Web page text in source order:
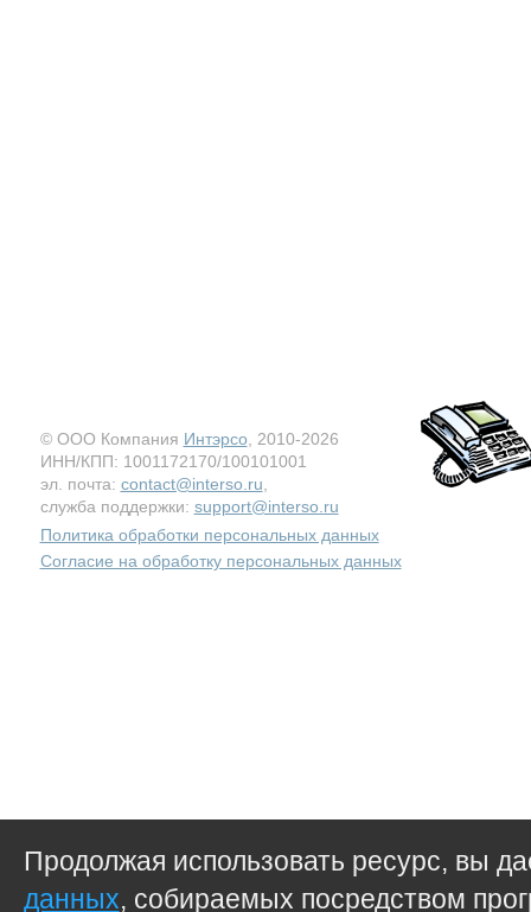
© ООО Компания Интэрсо , 2010-2026
ИНН/КПП: 1001172170/100101001
эл. почта: contact@interso.ru
служба поддержки: support@interso.ru
Политика обработки персональных данных
Согласие на обработку персональных данных
Продолжая использовать ресурс, вы
данных, собираемых посредством